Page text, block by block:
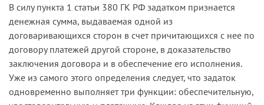
В силу пункта 1 статьи 380 ГК РФ задатком признается
денежная сумма, выдаваемая одной из
договаривающихся сторон в счет причитающихся с нее по
договору платежей другой стороне, в доказательство
заключения договора и в обеспечение его исполнения.
Уже из самого этого определения следует, что задаток
одновременно выполняет три функции: обеспечительную,